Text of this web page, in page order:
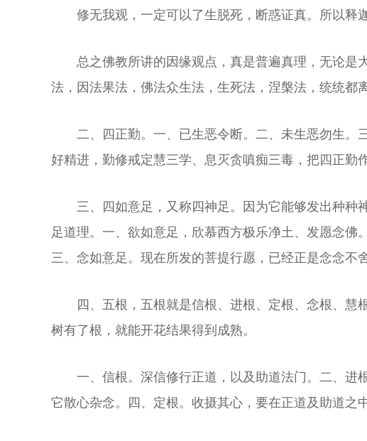
修无我观，一定可以了生脱死，断惑证真。所以释
总之佛教所讲的因缘观点，真是普遍真理，无论
法，因法果法，佛法众生法，生死法，涅槃法，统统都
二、四正勤。一、已生恶令断。二、未生恶勿生
好精进，勤修戒定慧三学、息灭贪嗔痴三毒，把四正勤
三、四如意足，又称四神足。因为它能够发出种
足道理。一、欲如意足，欣慕西方极乐净土、发愿念佛
三、念如意足。现在所发的菩提行愿，已经正是念念不
四、五根，五根就是信根、进根、定根、念根、
树有了根，就能开花结果得到成熟。
一、信根。深信修行正道，以及助道法门。二、
它散心杂念。四、定根。收摄其心，要在正道及助道之